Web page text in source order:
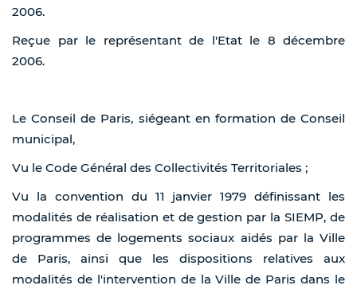
2006.
Reçue par le représentant de l'Etat le 8 décembre
2006.
Le Conseil de Paris, siégeant en formation de Conseil
municipal,
Vu le Code Général des Collectivités Territoriales ;
Vu la convention du 11 janvier 1979 définissant les
modalités de réalisation et de gestion par la SIEMP, de
programmes de logements sociaux aidés par la Ville
de Paris, ainsi que les dispositions relatives aux
modalités de l'intervention de la Ville de Paris dans le